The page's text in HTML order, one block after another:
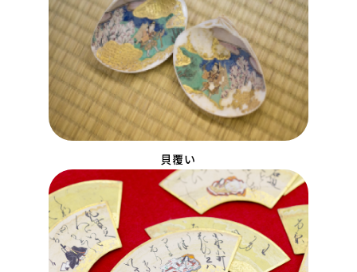
貝覆い